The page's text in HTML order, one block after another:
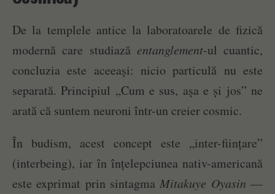
De la templele antice la laboratoarele de fizică
modernă care studiază entanglement-ul cuantic,
concluzia este aceeași: nicio particulă nu este
separată. Principiul „Cum e sus, așa e și jos” ne
arată că suntem neuroni într-un creier cosmic.
În budism, acest concept este „inter-ființare”
(interbeing), iar în înțelepciunea nativ-americană
este exprimat prin sintagmaMitakuye Oyasin —